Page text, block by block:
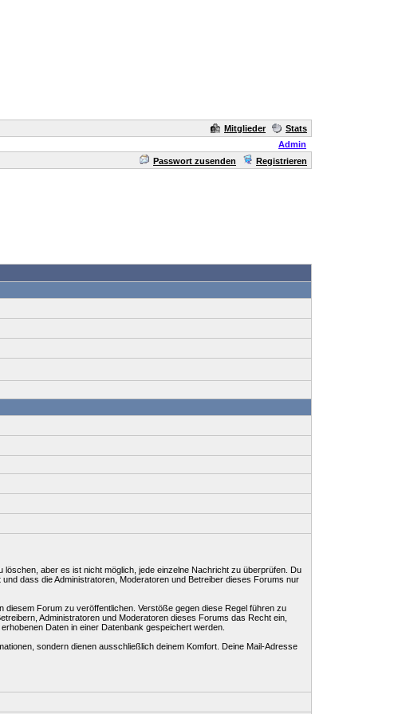
Mitglieder
Stats
Admin
Passwort zusenden Registrieren
aber es ist nicht möglich, jede einzelne Nachricht zu überprüfen. Du
dass die Administratoren, Moderatoren und Betreiber dieses Forums nur
Forum zu veröffentlichen. Verstöße gegen diese Regel führen zu
Administratoren und Moderatoren dieses Forums das Recht ein,
Daten in einer Datenbank gespeichert werden.
sondern dienen ausschließlich deinem Komfort. Deine Mail-Adresse